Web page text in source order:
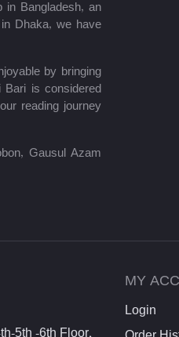
in Bangladesh, an
Dhaka, we have
by bringing
is considered
reading journey
Gausul Azam
5th -6th Floor,
MY
Login